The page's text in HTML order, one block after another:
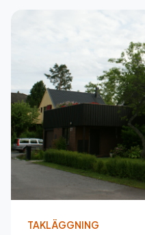
TAKLÄGGNING